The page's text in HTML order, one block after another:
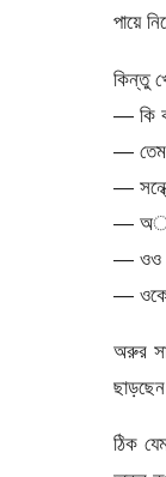
পায়ে
কিন্তু
— কি
—
—
—
— ওও
—
অরুর
ঠিক